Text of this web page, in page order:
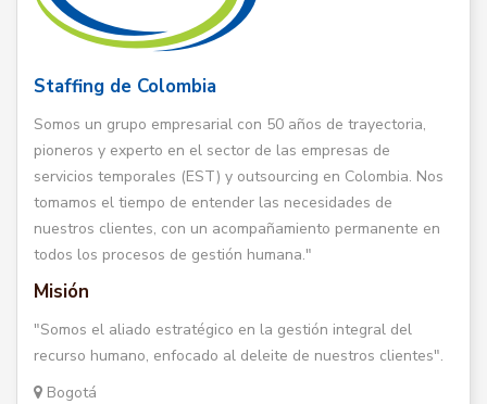
Staffing de Colombia
Somos un grupo empresarial con 50 años de trayectoria,
pioneros y experto en el sector de las empresas de
servicios temporales (EST) y outsourcing en Colombia. Nos
tomamos el tiempo de entender las necesidades de
nuestros clientes, con un acompañamiento permanente en
todos los procesos de gestión humana."
Misión
"Somos el aliado estratégico en la gestión integral del
recurso humano, enfocado al deleite de nuestros clientes".
Bogotá